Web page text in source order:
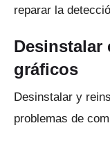
reparar la
Desinstalar
gráficos
Desinstalar y
problemas de